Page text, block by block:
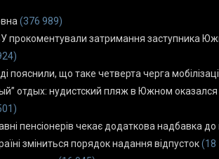
(376 989)
прокоментували затримання заступника
пояснили, що таке четверта черга
отдых: нудистский пляж в Южном
пенсіонерів чекає додаткова надбавка до
зміниться порядок надання відпусток (18